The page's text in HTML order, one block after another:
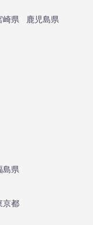
崎県
鹿児島県
島県
京都